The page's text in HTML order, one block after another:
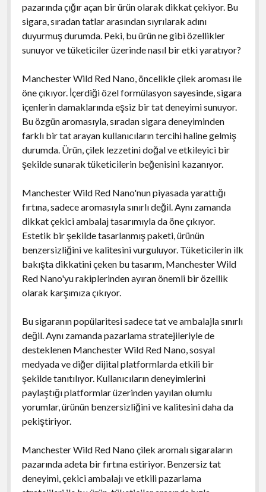
pazarında çığır açan bir ürün olarak dikkat çekiyor. Bu
sigara, sıradan tatlar arasından sıyrılarak adını
duyurmuş durumda. Peki, bu ürün ne gibi özellikler
sunuyor ve tüketiciler üzerinde nasıl bir etki yaratıyor?
Manchester Wild Red Nano, öncelikle çilek aroması ile
öne çıkıyor. İçerdiği özel formülasyon sayesinde, sigara
içenlerin damaklarında eşsiz bir tat deneyimi sunuyor.
Bu özgün aromasıyla, sıradan sigara deneyiminden
farklı bir tat arayan kullanıcıların tercihi haline gelmiş
durumda. Ürün, çilek lezzetini doğal ve etkileyici bir
şekilde sunarak tüketicilerin beğenisini kazanıyor.
Manchester Wild Red Nano'nun piyasada yarattığı
fırtına, sadece aromasıyla sınırlı değil. Aynı zamanda
dikkat çekici ambalaj tasarımıyla da öne çıkıyor.
Estetik bir şekilde tasarlanmış paketi, ürünün
benzersizliğini ve kalitesini vurguluyor. Tüketicilerin ilk
bakışta dikkatini çeken bu tasarım, Manchester Wild
Red Nano'yu rakiplerinden ayıran önemli bir özellik
olarak karşımıza çıkıyor.
Bu sigaranın popülaritesi sadece tat ve ambalajla sınırlı
değil. Aynı zamanda pazarlama stratejileriyle de
desteklenen Manchester Wild Red Nano, sosyal
medyada ve diğer dijital platformlarda etkili bir
şekilde tanıtılıyor. Kullanıcıların deneyimlerini
paylaştığı platformlar üzerinden yayılan olumlu
yorumlar, ürünün benzersizliğini ve kalitesini daha da
pekiştiriyor.
Manchester Wild Red Nano çilek aromalı sigaraların
pazarında adeta bir fırtına estiriyor. Benzersiz tat
deneyimi, çekici ambalajı ve etkili pazarlama